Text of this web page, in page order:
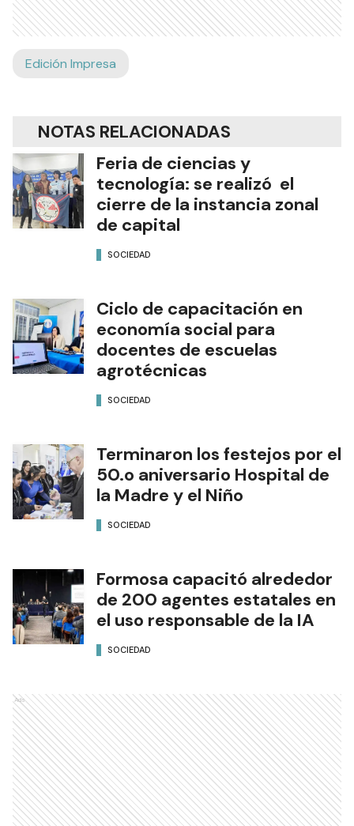
Edición Impresa
NOTAS RELACIONADAS
Feria de ciencias y
tecnología: se realizó el
cierre de la instancia zonal
de capital
SOCIEDAD
Ciclo de capacitación en
economía social para
docentes de escuelas
agrotécnicas
SOCIEDAD
Terminaron los festejos por el
50.o aniversario Hospital de
la Madre y el Niño
SOCIEDAD
Formosa capacitó alrededor
de 200 agentes estatales en
el uso responsable de la IA
SOCIEDAD
Ads